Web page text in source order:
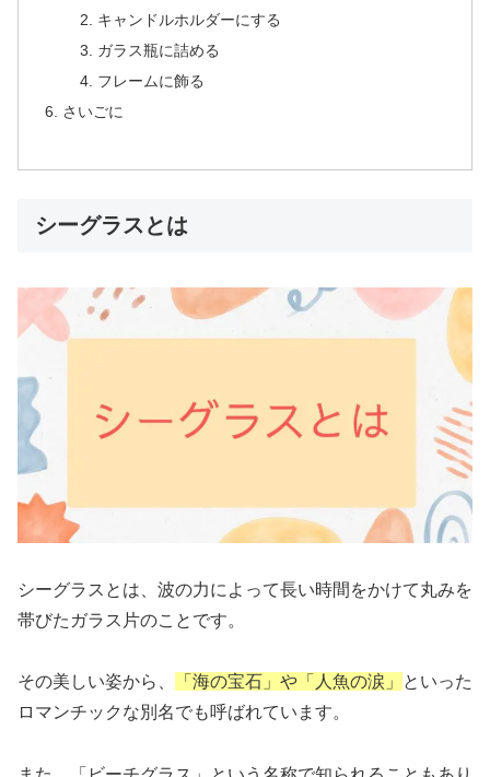
キャンドルホルダーにする
ガラス瓶に詰める
フレームに飾る
さいごに
シーグラスとは
シーグラスとは、波の力によって長い時間をかけて丸みを
帯びたガラス片のことです。
その美しい姿から、 「海の宝石」や「人魚の涙」
といった
ロマンチックな別名でも呼ばれています。